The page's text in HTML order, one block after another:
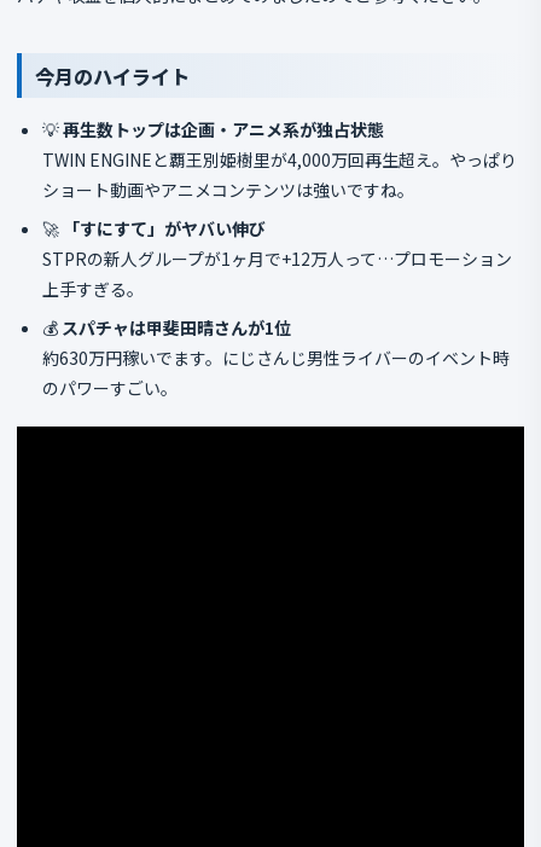
今月のハイライト
💡再生数トップは企画・アニメ系が独占状態
TWIN ENGINEと覇王別姫樹里が4,000万回再生超え。やっぱり
ショート動画やアニメコンテンツは強いですね。
🚀 「すにすて」がヤバい伸び
STPRの新人グループが1ヶ月で+12万人って…プロモーション
上手すぎる。
💰 スパチャは甲斐田晴さんが1位
約630万円稼いでます。にじさんじ男性ライバーのイベント時
のパワーすごい。